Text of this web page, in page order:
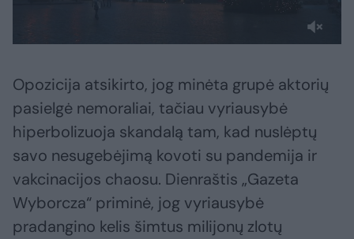
Opozicija atsikirto, jog minėta grupė aktorių
pasielgė nemoraliai, tačiau vyriausybė
hiperbolizuoja skandalą tam, kad nuslėptų
savo nesugebėjimą kovoti su pandemija ir
vakcinacijos chaosu. Dienraštis „Gazeta
Wyborcza“ priminė, jog vyriausybė
pradangino kelis šimtus milijonų zlotų